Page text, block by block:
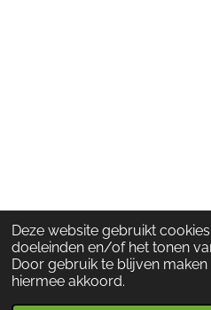
Deze website gebruikt
doeleinden en/of het tonen
Door gebruik te blijven
hiermee akkoord.